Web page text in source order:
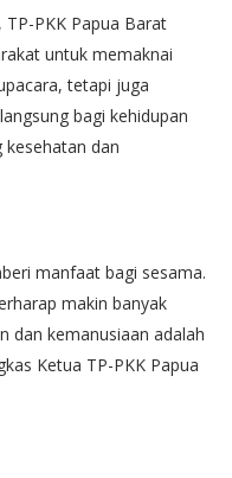
PKK Papua Barat
untuk memaknai
tetapi juga
bagi kehidupan
dan
manfaat bagi sesama.
makin banyak
dan kemanusiaan adalah
Ketua TP-PKK Papua